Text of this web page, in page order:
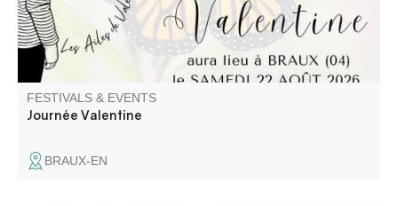
FESTIVALS & EVENTS
Journée Valentine
BRAUX-EN